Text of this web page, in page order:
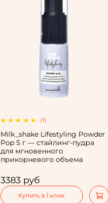
(1)
Milk_shake Lifestyling Powder
Pop 5 г — стайлинг-пудра
для мгновенного
прикорневого объема
3383 руб
Купить в 1 клик